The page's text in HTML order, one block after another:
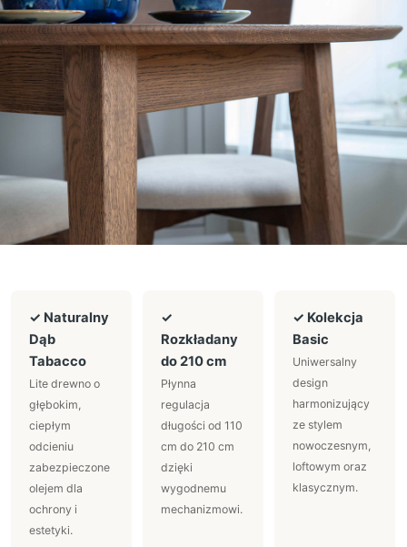
✓ Naturalny
Dąb
Tabacco
Lite drewno o
głębokim,
ciepłym
odcieniu
zabezpieczone
olejem dla
ochrony i
estetyki.
✓
Rozkładany
do 210 cm
Płynna
regulacja
długości od 110
cm do 210 cm
dzięki
wygodnemu
mechanizmowi.
✓ Kolekcja
Basic
Uniwersalny
design
harmonizujący
ze stylem
nowoczesnym,
loftowym oraz
klasycznym.